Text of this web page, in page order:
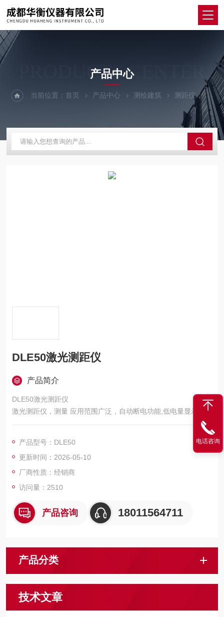
PRODUCTS CENTER
产品中心
当前位置：首页 产品中心 测绘建筑 测距仪
DLE50激光测距仪
产品简介
DLE50激光测距仪
激光测距仪，测量 应用范围广泛，自动断电功能,低电量显示，带
记忆功能 连续测量功能
产品型号：DLE50
更新时间：2026-05-10
厂商性质：经销商
访问量：2510
产品咨询 18011564711
产品分类
技术文章
电话咨询